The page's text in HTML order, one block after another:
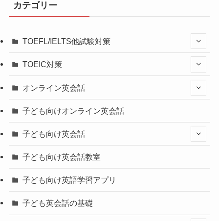
カテゴリー
TOEFL/IELTS他試験対策
TOEIC対策
オンライン英会話
子ども向けオンライン英会話
子ども向け英会話
子ども向け英会話教室
子ども向け英語学習アプリ
子ども英会話の基礎